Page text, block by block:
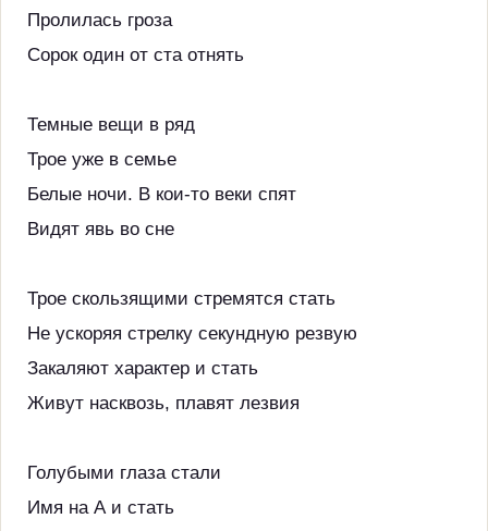
Пролилась гроза
Сорок один от ста отнять
Темные вещи в ряд
Трое уже в семье
Белые ночи. В кои-то веки спят
Видят явь во сне
Трое скользящими стремятся стать
Не ускоряя стрелку секундную резвую
Закаляют характер и стать
Живут насквозь, плавят лезвия
Голубыми глаза стали
Имя на А и стать